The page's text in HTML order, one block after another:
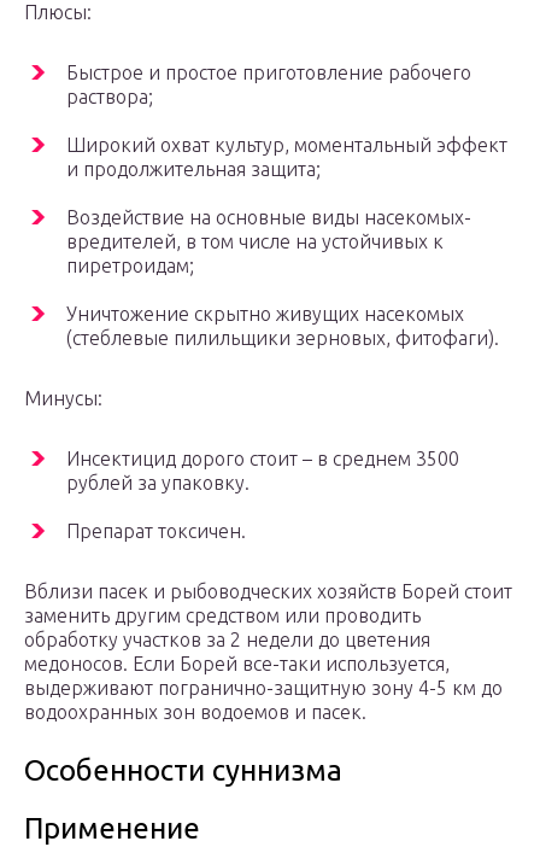
Плюсы:
Быстрое и простое приготовление рабочего
раствора;
Широкий охват культур, моментальный эффект
и продолжительная защита;
Воздействие на основные виды насекомых-
вредителей, в том числе на устойчивых к
пиретроидам;
Уничтожение скрытно живущих насекомых
(стеблевые пилильщики зерновых, фитофаги).
Минусы:
Инсектицид дорого стоит – в среднем 3500
рублей за упаковку.
Препарат токсичен.
Вблизи пасек и рыбоводческих хозяйств Борей стоит
заменить другим средством или проводить
обработку участков за 2 недели до цветения
медоносов. Если Борей все-таки используется,
выдерживают погранично-защитную зону 4-5 км до
водоохранных зон водоемов и пасек.
Особенности суннизма
Применение